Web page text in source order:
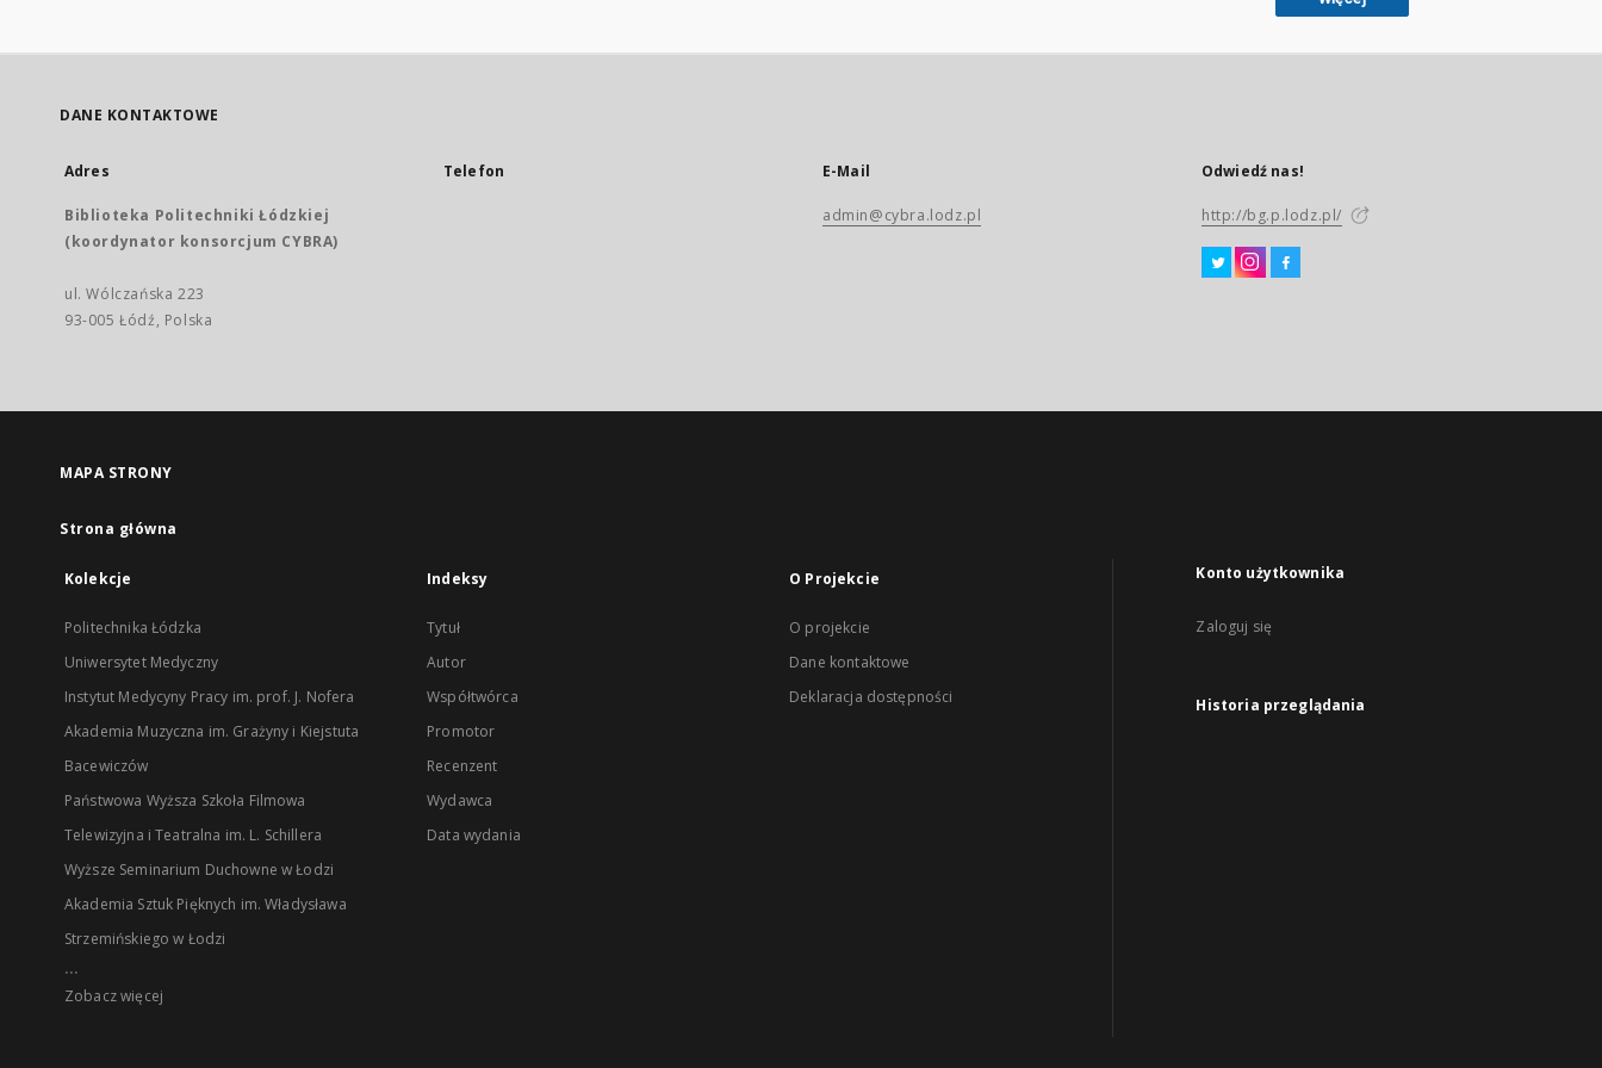
DANE KONTAKTOWE
Adres
Biblioteka Politechniki Łódzkiej
(koordynator konsorcjum CYBRA)
ul. Wólczańska 223
93-005 Łódź, Polska
Telefon E-Mail
admin@cybra.lodz.pl
Odwiedź nas!
http://bg.p.lodz.pl/
MAPA STRONY
Strona główna
Kolekcje
Politechnika Łódzka
Uniwersytet Medyczny
Instytut Medycyny Pracy im. prof. J. Nofera
Akademia Muzyczna im. Grażyny i Kiejstuta
Bacewiczów
Państwowa Wyższa Szkoła Filmowa
Telewizyjna i Teatralna im. L. Schillera
Wyższe Seminarium Duchowne w Łodzi
Akademia Sztuk Pięknych im. Władysława
Strzemińskiego w Łodzi
...
Zobacz więcej
Indeksy
Tytuł
Autor
Współtwórca
Promotor
Recenzent
Wydawca
Data wydania
O Projekcie
O projekcie
Dane kontaktowe
Deklaracja dostępności
Konto użytkownika
Zaloguj się
Historia przeglądania